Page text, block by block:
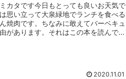
カタです今日もとっても良いお天気で
思い立って大泉緑地でランチを食べる
焼肉です。ちなみに敢えてバーベキュ
があります。それはこの本を読んでか
2020.11.01